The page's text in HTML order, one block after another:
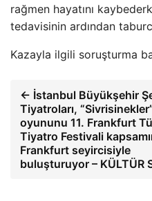
rağmen hayatını
tedavisinin ardından
Kazayla ilgili soruşturma
← İstanbul Büyükşehir
Tiyatroları,
oyununu 11. Frankfurt
Tiyatro Festivali
Frankfurt seyircisiyle
buluşturuyor – KÜLTÜR